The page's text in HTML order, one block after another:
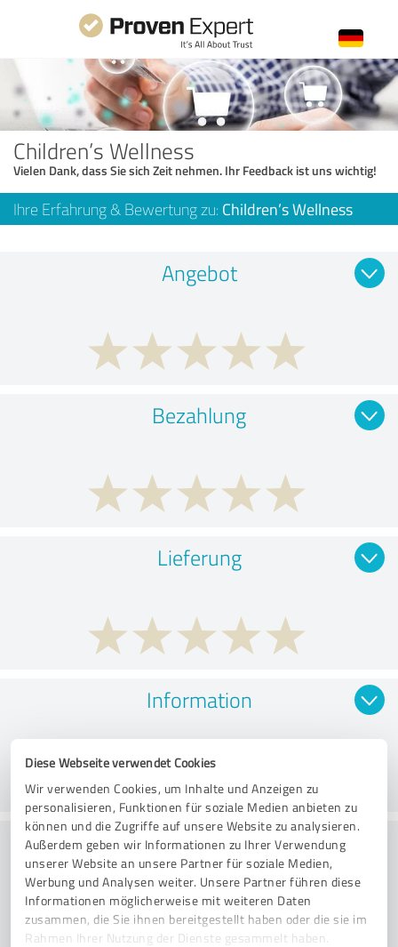
Diese Webseite verwendet Cookies
Wir verwenden Cookies, um Inhalte und Anzeigen zu
personalisieren, Funktionen für soziale Medien anbieten zu
können und die Zugriffe auf unsere Website zu analysieren.
Außerdem geben wir Informationen zu Ihrer Verwendung
unserer Website an unsere Partner für soziale Medien,
Werbung und Analysen weiter. Unsere Partner führen diese
Informationen möglicherweise mit weiteren Daten
zusammen, die Sie ihnen bereitgestellt haben oder die sie im
Rahmen Ihrer Nutzung der Dienste gesammelt haben.
Children’s Wellness
Vielen Dank, dass Sie sich Zeit nehmen. Ihr Feedback ist uns wichtig!
Ihre Erfahrung & Bewertung zu: Children’s Wellness
Angebot
Bezahlung
Lieferung
Information
Webseite